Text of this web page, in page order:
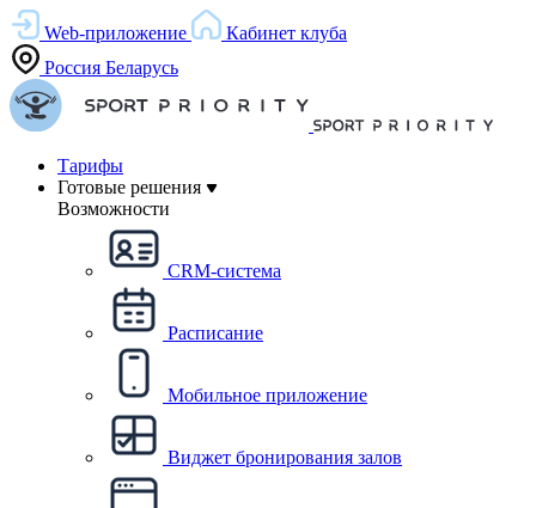
Web-приложение
Кабинет клуба
Россия Беларусь
Тарифы
Готовые решения
Возможности
CRM-система
Расписание
Мобильное приложение
Виджет бронирования залов